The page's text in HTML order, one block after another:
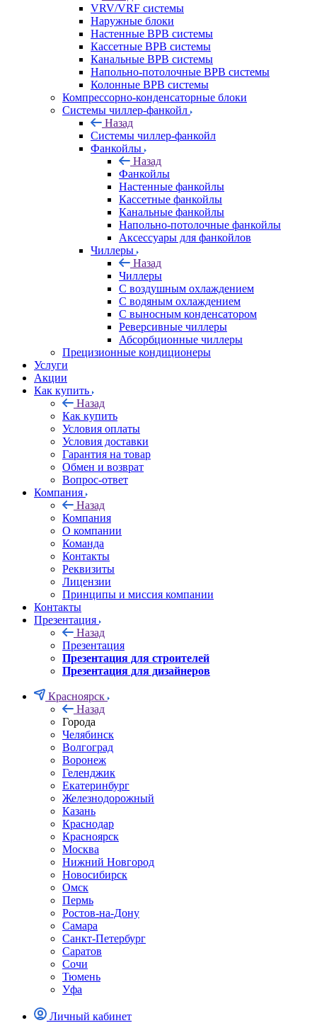
VRV/VRF системы
Наружные блоки
Настенные ВРВ системы
Кассетные ВРВ системы
Канальные ВРВ системы
Напольно-потолочные ВРВ системы
Колонные ВРВ системы
Компрессорно-конденсаторные блоки
Системы чиллер-фанкойл
Назад
Системы чиллер-фанкойл
Фанкойлы
Назад
Фанкойлы
Настенные фанкойлы
Кассетные фанкойлы
Канальные фанкойлы
Напольно-потолочные фанкойлы
Аксессуары для фанкойлов
Чиллеры
Назад
Чиллеры
С воздушным охлаждением
С водяным охлаждением
С выносным конденсатором
Реверсивные чиллеры
Абсорбционные чиллеры
Прецизионные кондиционеры
Услуги
Акции
Как купить
Назад
Как купить
Условия оплаты
Условия доставки
Гарантия на товар
Обмен и возврат
Вопрос-ответ
Компания
Назад
Компания
О компании
Команда
Контакты
Реквизиты
Лицензии
Принципы и миссия компании
Контакты
Презентация
Назад
Презентация
Презентация для строителей
Презентация для дизайнеров
Красноярск
Назад
Города
Челябинск
Волгоград
Воронеж
Геленджик
Екатеринбург
Железнодорожный
Казань
Краснодар
Красноярск
Москва
Нижний Новгород
Новосибирск
Омск
Пермь
Ростов-на-Дону
Самара
Санкт-Петербург
Саратов
Сочи
Тюмень
Уфа
Личный кабинет